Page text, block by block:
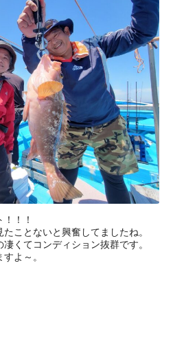
！！
ことないと興奮してましたね。
くてコンディション抜群です。
よ～。